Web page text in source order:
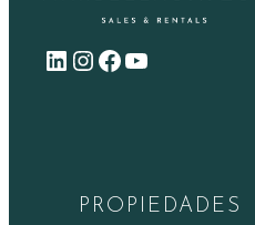
LinkedIn Instagram Facebook YouTube
PROPIEDADES